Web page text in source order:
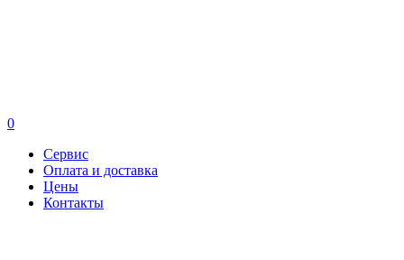
0
Сервис
Оплата и доставка
Цены
Контакты